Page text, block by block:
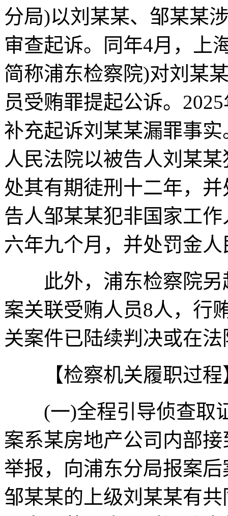
分局)以刘某某、邹某某
审查起诉。同年4月，上
简称浦东检察院)对刘某
员受贿罪提起公诉。
补充起诉刘某某漏罪事
人民法院以被告人刘某
处其有期徒刑十二年，
告人邹某某犯非国家工
六年九个月，并处罚金
此外，浦东检察院另
案关联受贿人员8人，行
关案件已陆续判决或在
【检察机关履职过程
(一)全程引导侦查取
案系某房地产公司内部
举报，向浦东分局报案
邹某某的上级刘某某有